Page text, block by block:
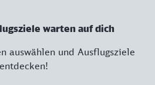
warten auf dich
auswählen und Ausflugsziele
entdecken!